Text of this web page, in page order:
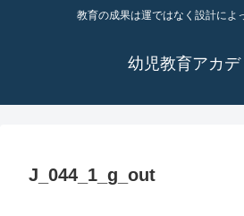
教育の成果は運ではなく設計によ
幼児教育アカデ
J_044_1_g_out